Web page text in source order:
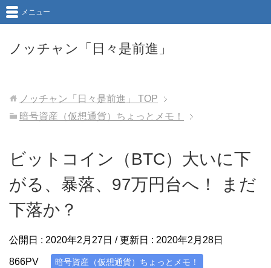
ノッチャン「日々是前進」
メニュー
ノッチャン「日々是前進」
TOP
暗号資産（仮想通貨）ちょっとメモ！
ビットコイン（BTC）大いに下
がる、暴落、97万円台へ！ まだ
下落か？
公開日 : 2020年2月27日 / 更新日 : 2020年2月28日
866PV 暗号資産（仮想通貨）ちょっとメモ！